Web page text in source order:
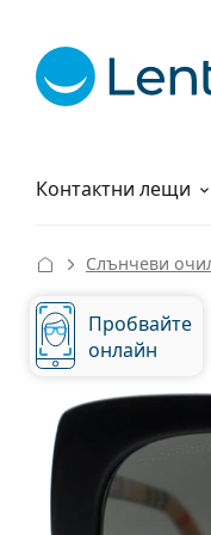
Контактни лещи
Разтвори
Как да поръчам?
Слънчеви
Пробвайте
онлайн